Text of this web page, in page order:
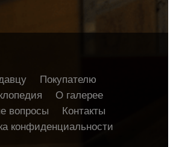
Покупателю
О галерее
вопросы
Контакты
конфиденциальности